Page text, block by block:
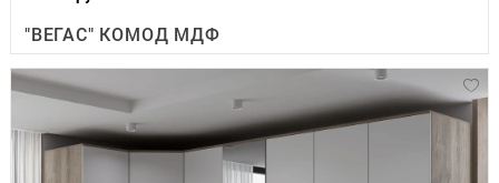
"ВЕГАС" КОМОД МДФ